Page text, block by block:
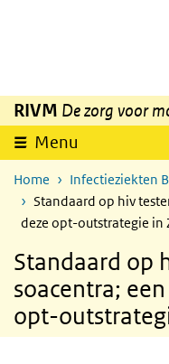
Overslaan en naar de
RIVM De zorg voor
Menu
Home
Infectieziekten
Standaard op hiv
deze opt-outstrategie in
Standaard op
soacentra;
opt-